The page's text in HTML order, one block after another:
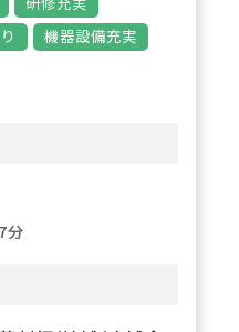
暇やスポーツ
ど自社独自の
機器設備充実
分